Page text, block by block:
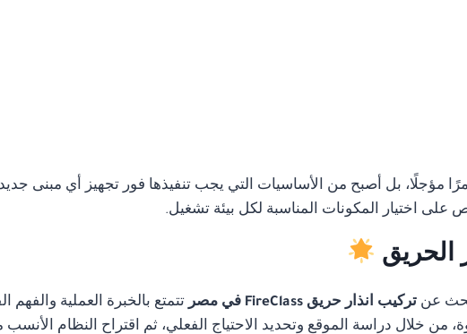
مؤجلًا، بل أصبح من الأساسيات التي يجب تنفيذها فور تجهيز أي مبنى
اختيار المكونات المناسبة لكل بيئة تشغيل.
الحريق
عن تركيب انذار حريق FireClass في مصر
تتمتع بالخبرة العملية
خلال دراسة الموقع وتحديد الاحتياج الفعلي، ثم اقتراح النظام الأنسب